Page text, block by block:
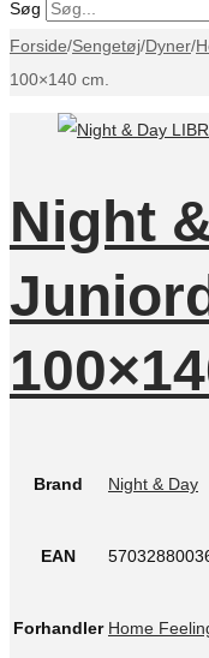
Søg
Forside/Sengetøj/Dyner/
100×140 cm.
Night
Brand Night & Day
EAN
Forhandler Home